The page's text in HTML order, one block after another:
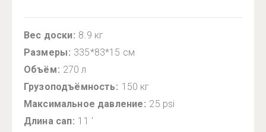
Вес доски 8.9 кг
Размеры
335*83*15 см
Объём
270 л
Грузоподъёмность
150 кг
Максимальное давление
25 psi
Длина сап 11 ′